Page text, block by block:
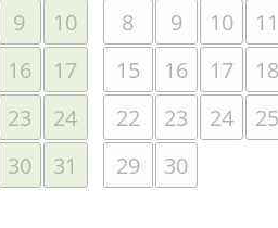
9
10
16
17
23
24
30 31
8
9 10 11
15
16 17 18
22
23 24 25
29
30